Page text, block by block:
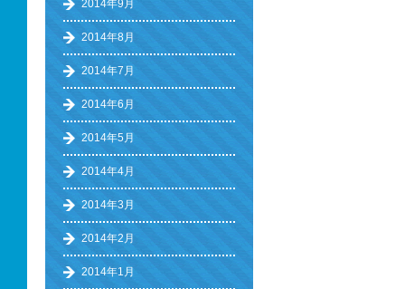
2014年9月
2014年8月
2014年7月
2014年6月
2014年5月
2014年4月
2014年3月
2014年2月
2014年1月